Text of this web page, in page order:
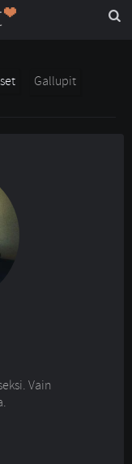
Gallupit
Vain